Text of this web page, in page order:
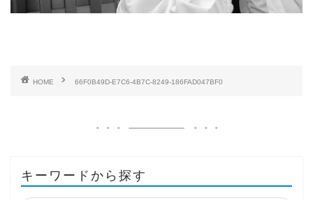
HOME 66F0B49D-E7C6-4B7C-8249-186FAD047BF0
キーワードから探す